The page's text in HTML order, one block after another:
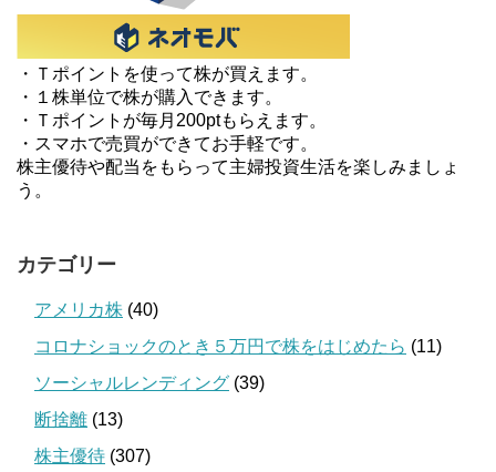
・Ｔポイントを使って株が買えます。
・１株単位で株が購入できます。
・Ｔポイントが毎月200ptもらえます。
・スマホで売買ができてお手軽です。
株主優待や配当をもらって主婦投資生活を楽しみましょ
う。
カテゴリー
アメリカ株 (40)
コロナショックのとき５万円で株をはじめたら (11)
ソーシャルレンディング (39)
断捨離 (13)
株主優待 (307)